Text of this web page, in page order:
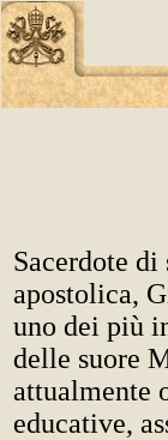
Sacerdote
apostolica,
uno dei più
delle suore
attualmente
educative,